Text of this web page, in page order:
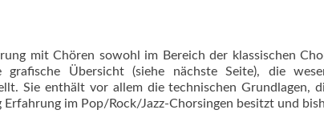
mit Chören sowohl im Bereich der klassischen
Übersicht (siehe nächste Seite), die
Sie enthält vor ­allem die technischen Grundlagen,
im Pop/Rock/Jazz-Chor­singen besitzt und